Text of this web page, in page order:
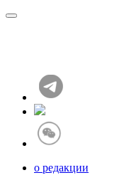
о редакции